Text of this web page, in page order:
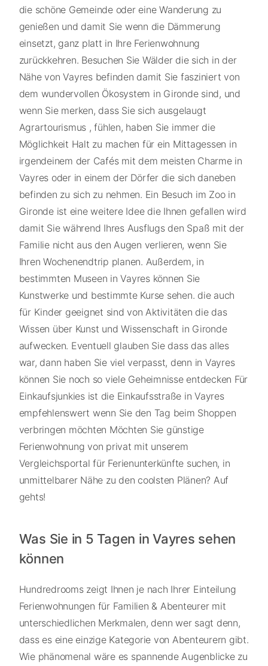
die schöne Gemeinde oder eine Wanderung zu
genießen und damit Sie wenn die Dämmerung
einsetzt, ganz platt in Ihre Ferienwohnung
zurückkehren. Besuchen Sie Wälder die sich in der
Nähe von Vayres befinden damit Sie fasziniert von
dem wundervollen Ökosystem in Gironde sind, und
wenn Sie merken, dass Sie sich ausgelaugt
Agrartourismus , fühlen, haben Sie immer die
Möglichkeit Halt zu machen für ein Mittagessen in
irgendeinem der Cafés mit dem meisten Charme in
Vayres oder in einem der Dörfer die sich daneben
befinden zu sich zu nehmen. Ein Besuch im Zoo in
Gironde ist eine weitere Idee die Ihnen gefallen wird
damit Sie während Ihres Ausflugs den Spaß mit der
Familie nicht aus den Augen verlieren, wenn Sie
Ihren Wochenendtrip planen. Außerdem, in
bestimmten Museen in Vayres können Sie
Kunstwerke und bestimmte Kurse sehen. die auch
für Kinder geeignet sind von Aktivitäten die das
Wissen über Kunst und Wissenschaft in Gironde
aufwecken. Eventuell glauben Sie dass das alles
war, dann haben Sie viel verpasst, denn in Vayres
können Sie noch so viele Geheimnisse entdecken Für
Einkaufsjunkies ist die Einkaufsstraße in Vayres
empfehlenswert wenn Sie den Tag beim Shoppen
verbringen möchten Möchten Sie günstige
Ferienwohnung von privat mit unserem
Vergleichsportal für Ferienunterkünfte suchen, in
unmittelbarer Nähe zu den coolsten Plänen? Auf
gehts!
Was Sie in 5 Tagen in Vayres sehen
können
Hundredrooms zeigt Ihnen je nach Ihrer Einteilung
Ferienwohnungen für Familien & Abenteurer mit
unterschiedlichen Merkmalen, denn wer sagt denn,
dass es eine einzige Kategorie von Abenteurern gibt.
Wie phänomenal wäre es spannende Augenblicke zu